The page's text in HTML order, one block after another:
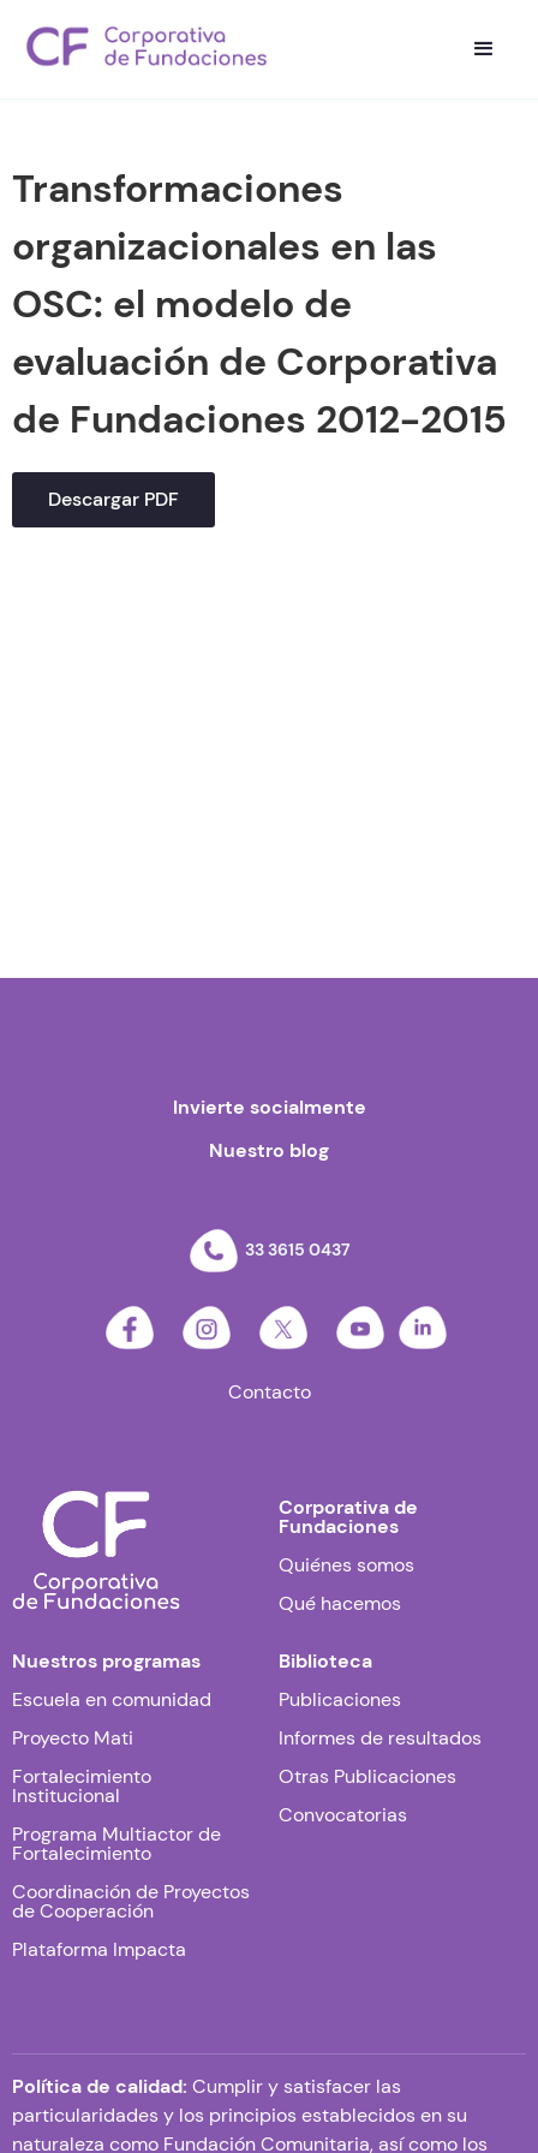
Transformaciones
organizacionales en las
OSC: el modelo de
evaluación de Corporativa
de Fundaciones 2012-2015
Descargar PDF
Invierte socialmente
Nuestro blog
33 3615 0437
Contacto
Corporativa de
Fundaciones
Quiénes somos
Qué hacemos
Nuestros programas
Escuela en comunidad
Proyecto Mati
Fortalecimiento
Institucional
Programa Multiactor de
Fortalecimiento
Coordinación de Proyectos
de Cooperación
Plataforma Impacta
Biblioteca
Publicaciones
Informes de resultados
Otras Publicaciones
Convocatorias
Política de calidad: Cumplir y satisfacer las
particularidades y los principios establecidos en su
naturaleza como Fundación Comunitaria, así como los